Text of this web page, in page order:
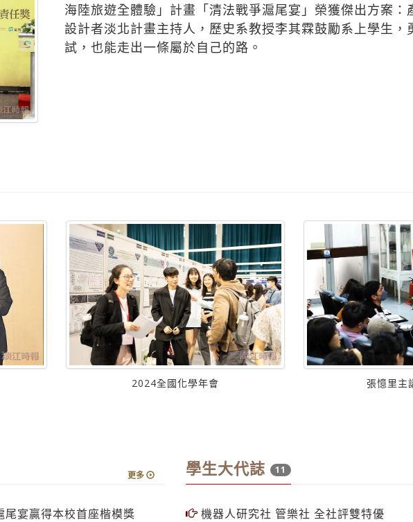
海陸旅遊全體驗」計畫「清法戰爭滬尾宴」榮獲傑出方案：
設計者淡北計畫主持人，歷史系教授李其霖鼓勵系上學生，
試，也能走出一條屬於自己的路。
2024全國化學年會
張憶里主
更多
宴贏得本校首座楷模獎
學生大代誌 11
機器人研究社 管樂社 全社評雙特優